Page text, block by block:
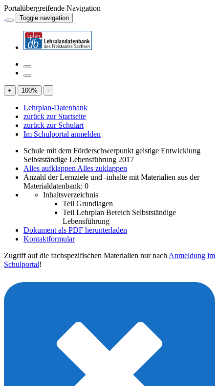
Portalübergreifende Navigation
Toggle navigation
+ 100% -
Lehrplan-Datenbank
zurück zur Startseite
zurück zur Schulart
Im Schulportal anmelden
Schule mit dem Förderschwerpunkt geistige Entwicklung
Selbstständige Lebensführung 2017
Alles aufklappen Alles zuklappen
Anzahl der Lernziele und -inhalte mit Materialien aus der
Materialdatenbank: 0
Inhaltsverzeichnis
Teil Grundlagen
Teil Lehrplan Bereich Selbstständige
Lebensführung
Dokument als PDF herunterladen
Kontaktformular
Zugriff auf die fachspezifischen Materialien nur nach Anmeldung im
Schulportal!